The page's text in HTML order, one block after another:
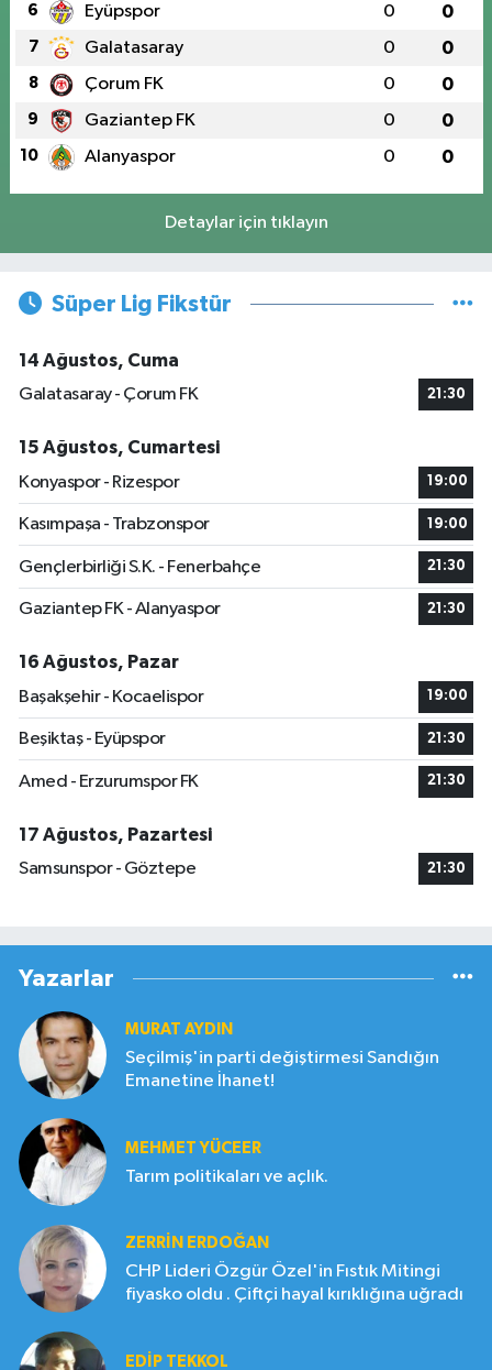
6 Eyüpspor 0 0
7 Galatasaray 0 0
8 Çorum FK 0 0
9 Gaziantep FK 0 0
10 Alanyaspor 0 0
Detaylar için tıklayın
Süper Lig Fikstür
14 Ağustos, Cuma
Galatasaray - Çorum FK
21:30
15 Ağustos, Cumartesi
Konyaspor - Rizespor
19:00
Kasımpaşa - Trabzonspor 19:00
Gençlerbirliği S.K. - Fenerbahçe 21:30
Gaziantep FK - Alanyaspor 21:30
16 Ağustos, Pazar
Başakşehir - Kocaelispor
19:00
Beşiktaş - Eyüpspor 21:30
Amed - Erzurumspor FK 21:30
17 Ağustos, Pazartesi
Samsunspor - Göztepe
21:30
Yazarlar
MURAT AYDIN
Seçilmiş'in parti değiştirmesi Sandığın
Emanetine İhanet!
MEHMET YÜCEER
Tarım politikaları ve açlık.
ZERRIN ERDOĞAN
CHP Lideri Özgür Özel'in Fıstık Mitingi
fiyasko oldu . Çiftçi hayal kırıklığına uğradı
EDIP TEKKOL